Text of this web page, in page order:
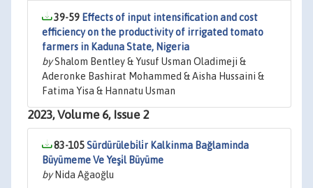
39-59 Effects of input intensification and cost
efficiency on the productivity of irrigated tomato
farmers in Kaduna State, Nigeria
byShalom Bentley & Yusuf Usman Oladimeji &
Aderonke Bashirat Mohammed & Aisha Hussaini &
Fatima Yisa & Hannatu Usman
2023, Volume 6, Issue 2
83-105Sürdürülebi̇li̇r Kalkinma Bağlaminda
Büyümeme Ve Yeşi̇l Büyüme
byNida Ağaoğlu